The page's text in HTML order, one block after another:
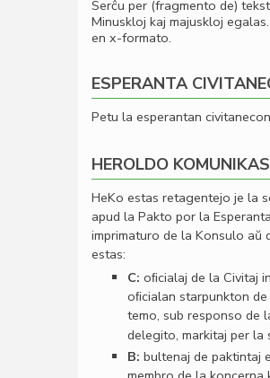
Serĉu per (fragmento de)
Minuskloj kaj majuskloj
en x-formato.
ESPERANTA
Petu la esperantan
HEROLDO
HeKo estas retagentejo je la
apud la Pakto por la
imprimaturo de la Konsulo aŭ
estas:
C: oﬁcialaj de la Civitaj
oﬁcialan starpunkton
temo, sub responso de
delegito, markitaj per la
B: bultenaj de paktintaj